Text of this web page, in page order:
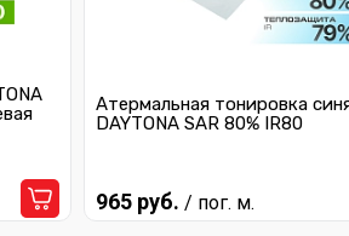
Атермальная тонировка
DAYTONA SAR 80% IR80
965 руб. / пог. м.